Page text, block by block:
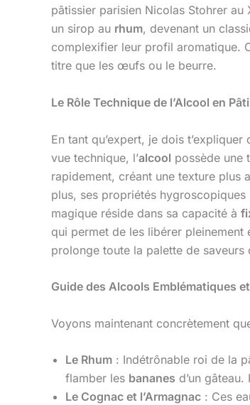
pâtissier parisien Nicolas Stohrer au
un sirop au rhum, devenant un
complexifier leur profil aromatique.
titre que les œufs ou le beurre.
Le Rôle Technique de l’Alcool en
En tant qu’expert, je dois
vue technique, l’alcool possède une
rapidement, créant une texture plus
plus, ses propriétés
magique réside dans sa capacité à
qui permet de les libérer pleinement
prolonge toute la palette de saveurs
Guide des Alcools Emblématiques
Voyons maintenant concrètement
Le Rhum : Indétrônable roi de la
flamber les bananes d’un
Le Cognac et l’Armagnac : Ces